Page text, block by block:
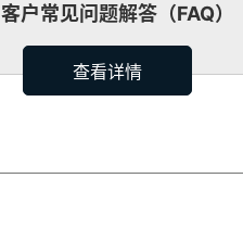
客户常见问题解答（FAQ）
查看详情